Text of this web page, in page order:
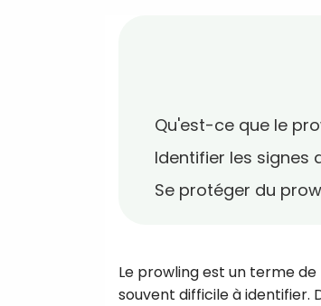
Qu'est-ce que le
Identifier les signes
Se protéger du
Le prowling est un terme
souvent difficile à identifier.